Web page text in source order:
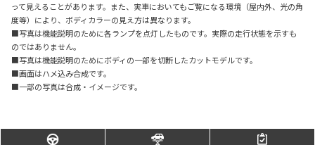
って見えることがあります。また、実車においてもご覧になる環境（屋内外、光の角
度等）により、ボディカラーの見え方は異なります。
■写真は機能説明のために各ランプを点灯したものです。実際の走行状態を示すも
のではありません。
■写真は機能説明のためにボディの一部を切断したカットモデルです。
■画面はハメ込み合成です。
■一部の写真は合成・イメージです。